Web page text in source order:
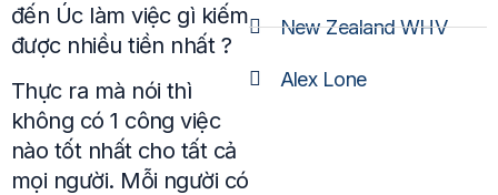
đến Úc làm việc gì kiếm
được nhiều tiền nhất ?
Thực ra mà nói thì
không có 1 công việc
nào tốt nhất cho tất cả
mọi người. Mỗi người có
New Zealand WHV
Alex Lone